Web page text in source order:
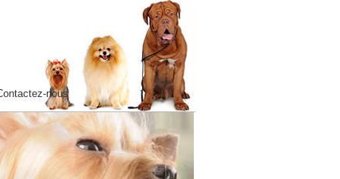
nous